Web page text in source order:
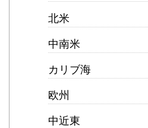
北米
中南米
カリブ海
欧州
中近東